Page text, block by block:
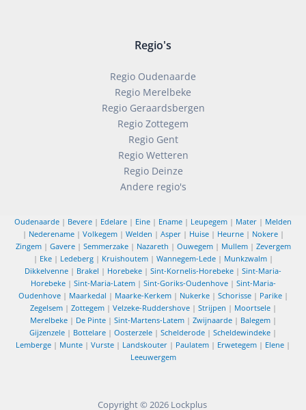
Regio's
Regio Oudenaarde
Regio Merelbeke
Regio Geraardsbergen
Regio Zottegem
Regio Gent
Regio Wetteren
Regio Deinze
Andere regio's
Oudenaarde | Bevere | Edelare | Eine | Ename | Leupegem | Mater | Melden
| Nederename| Volkegem| Welden | Asper| Huise| Heurne| Nokere|
Zingem| Gavere| Semmerzake| Nazareth | Ouwegem| Mullem| Zevergem
| Eke| Ledeberg| Kruishoutem| Wannegem-Lede| Munkzwalm|
Dikkelvenne | Brakel | Horebeke | Sint-Kornelis-Horebeke | Sint-Maria-
Horebeke| Sint-Maria-Latem| Sint-Goriks-Oudenhove| Sint-Maria-
Oudenhove| Maarkedal | Maarke-Kerkem| Nukerke| Schorisse| Parike|
Zegelsem| Zottegem| Velzeke-Ruddershove| Strijpen | Moortsele|
Merelbeke| De Pinte| Sint-Martens-Latem| Zwijnaarde| Balegem|
Gijzenzele | Bottelare | Oosterzele | Schelderode | Scheldewindeke |
Lemberge | Munte | Vurste | Landskouter | Paulatem | Erwetegem | Elene |
Leeuwergem
Copyright © 2026 Lockplus